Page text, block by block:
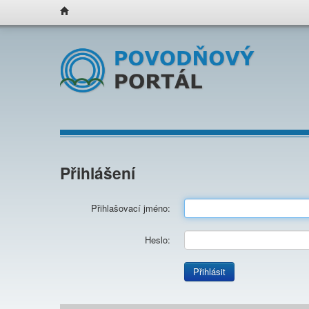
Přihlášení
Přihlašovací jméno:
Heslo:
Přihlásit